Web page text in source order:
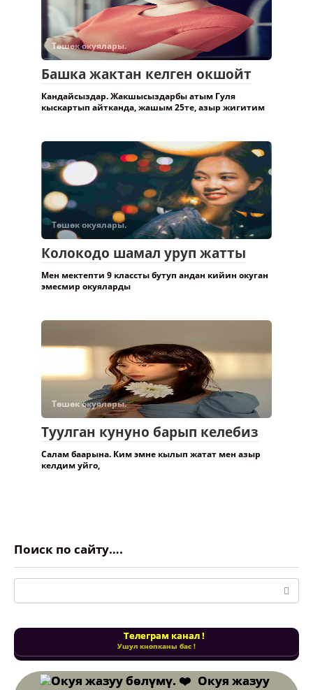
Төшөк окуялары.
Башка жактан келген окшойт
Кандайсыздар. Жакшысыздарбы атым Гуля
кыскартып айтканда, жашым 25те, азыр жигитим
Төшөк окуялары.
Колокодо шамал уруп жатты
Мен мектепти 9 классты бутуп андан кийин окуган
эмесмир окуяларды
Төшөк окуялары.
Туулган кунуно барып келебиз
Салам баарына. Ким эмне кылып жатат мен азыр
келдим уйго,
Поиск по сайту….
Поиск:
Телеграм канал !
Ушул кнопканы бас !
Окуя жазуу